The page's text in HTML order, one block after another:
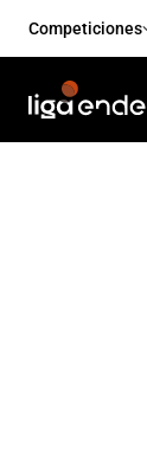
Competiciones